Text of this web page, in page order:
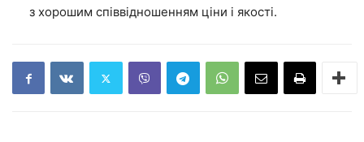
з хорошим співвідношенням ціни і якості.